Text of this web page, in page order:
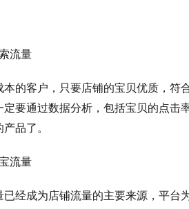
流量
客户，只要店铺的宝贝优质，符
要通过数据分析，包括宝贝的点击
品了。
流量
成为店铺流量的主要来源，平台